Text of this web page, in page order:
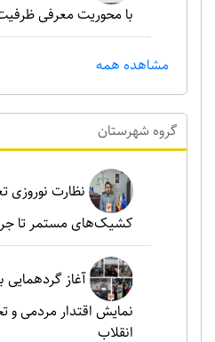
با محوریت معرفی
مشاهده همه
گروه شهرستان
نظارت نوروزی
کشیک‌های مستمر تا
آغاز گردهمایی
نمایش اقتدار مردمی و
انقلاب